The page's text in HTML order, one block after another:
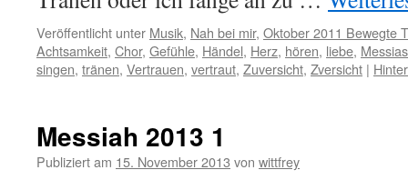
Veröffentlicht unter Musik, Nah bei mir, Oktober 2011 Bewegte
Achtsamkeit, Chor, Gefühle, Händel, Herz, hören, liebe, Messias
singen, tränen, Vertrauen, vertraut, Zuversicht, Zversicht |
Messiah 2013 1
Publiziert am 15. November 2013 von wittfrey